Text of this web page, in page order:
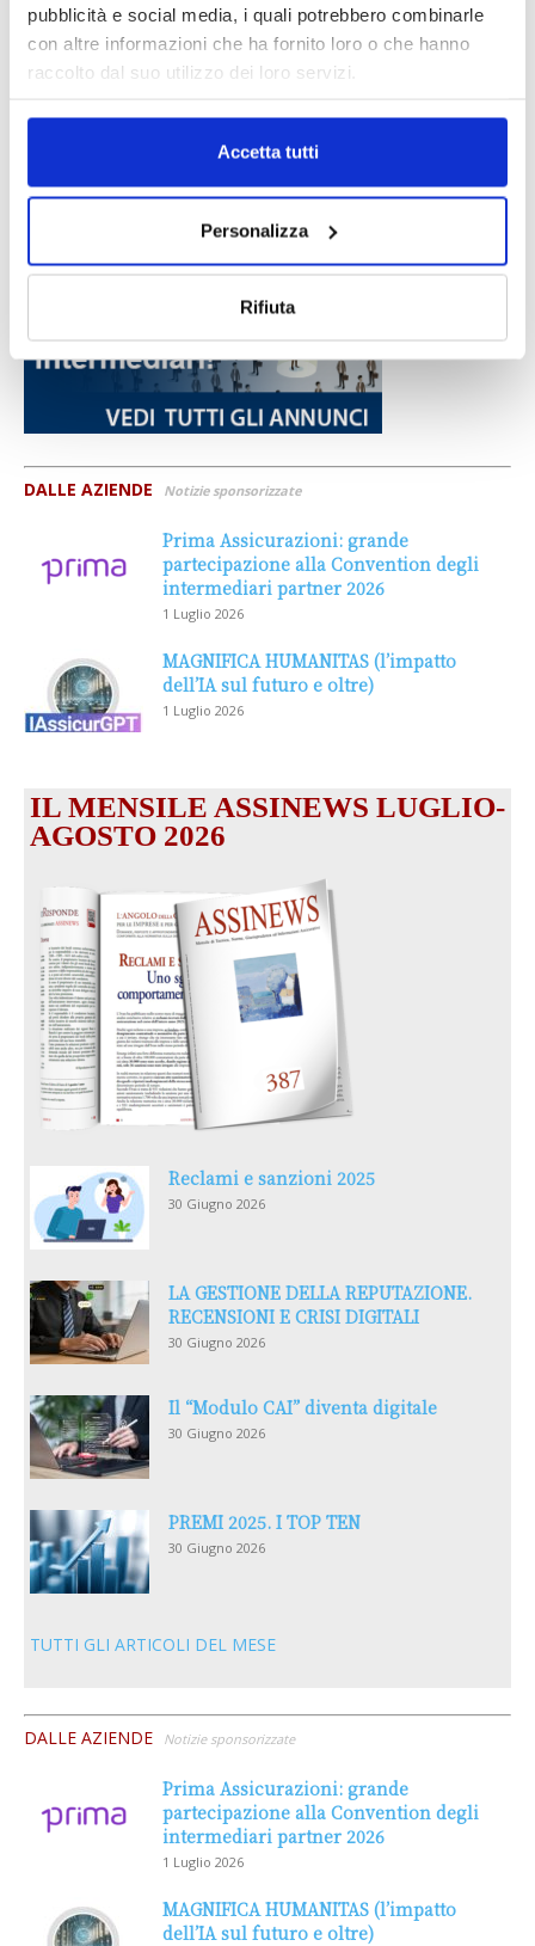
pubblicità e social media, i quali potrebbero combinarle
con altre informazioni che ha fornito loro o che hanno
raccolto dal suo utilizzo dei loro servizi.
Accetta tutti
Personalizza
Rifiuta
DALLE AZIENDE Notizie sponsorizzate
Prima Assicurazioni: grande
partecipazione alla Convention degli
intermediari partner 2026
1 Luglio 2026
MAGNIFICA HUMANITAS (l’impatto
dell’IA sul futuro e oltre)
1 Luglio 2026
IL MENSILE ASSINEWS LUGLIO-
AGOSTO 2026
Reclami e sanzioni 2025
30 Giugno 2026
LA GESTIONE DELLA REPUTAZIONE.
RECENSIONI E CRISI DIGITALI
30 Giugno 2026
Il “Modulo CAI” diventa digitale
30 Giugno 2026
PREMI 2025. I TOP TEN
30 Giugno 2026
TUTTI GLI ARTICOLI DEL MESE
DALLE AZIENDE Notizie sponsorizzate
Prima Assicurazioni: grande
partecipazione alla Convention degli
intermediari partner 2026
1 Luglio 2026
MAGNIFICA HUMANITAS (l’impatto
dell’IA sul futuro e oltre)